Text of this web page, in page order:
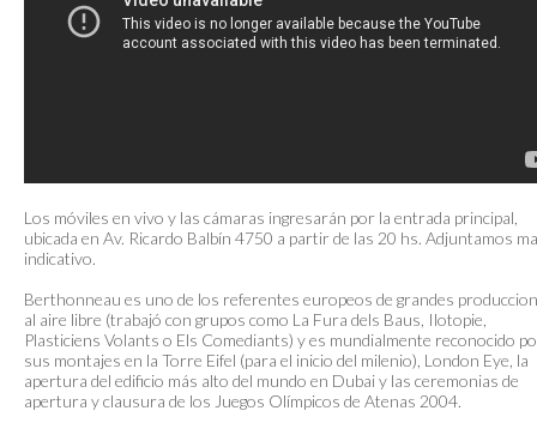
Los móviles en vivo y las cámaras ingresarán por la entrada principal,
ubicada en Av. Ricardo Balbín 4750 a partir de las 20 hs. Adjuntamos
indicativo.
Berthonneau es uno de los referentes europeos de grandes
al aire libre (trabajó con grupos como La Fura dels Baus, Ilotopie,
Plasticiens Volants o Els Comediants) y es mundialmente reconocido
sus montajes en la Torre Eifel (para el inicio del milenio), London Eye, la
apertura del edificio más alto del mundo en Dubai y las ceremonias de
apertura y clausura de los Juegos Olímpicos de Atenas 2004.